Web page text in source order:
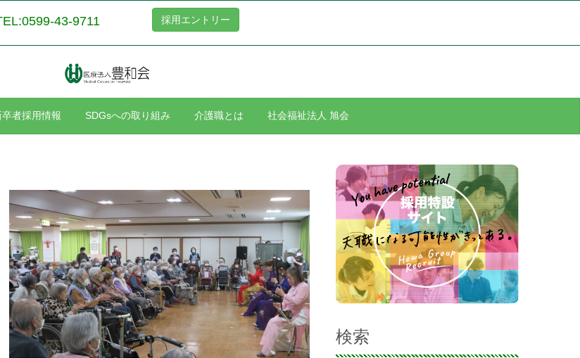
43-9711 採用エントリー
卒者採用情報 SDGsへの取り組み 介護職とは 社会福祉法人 旭会
検索